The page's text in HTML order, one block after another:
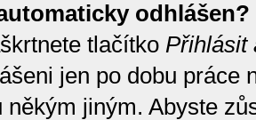
odhlášen?
tlačítko Přihlásit
jen po dobu práce
někým jiným. Abyste